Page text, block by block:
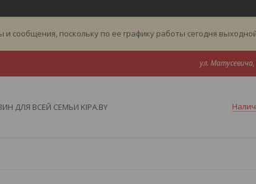
сообщения, поскольку по ее графику работы сегодня
ул.
ДЛЯ ВСЕЙ СЕМЬИ KIPA.BY